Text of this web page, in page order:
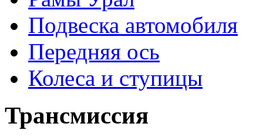
Подвеска автомобиля
Передняя ось
Колеса и ступицы
Трансмиссия